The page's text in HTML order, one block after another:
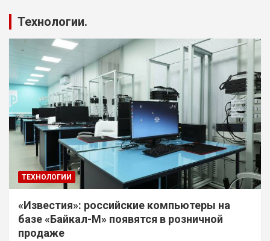
Технологии.
ТЕХНОЛОГИИ
«Известия»: российские компьютеры на
базе «Байкал-М» появятся в розничной
продаже